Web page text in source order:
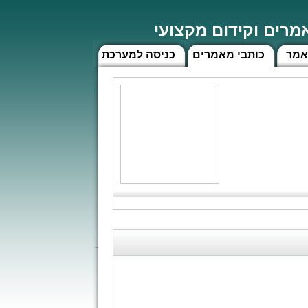
וקידום מקצועי
כניסה למערכת כותבי מאמרים